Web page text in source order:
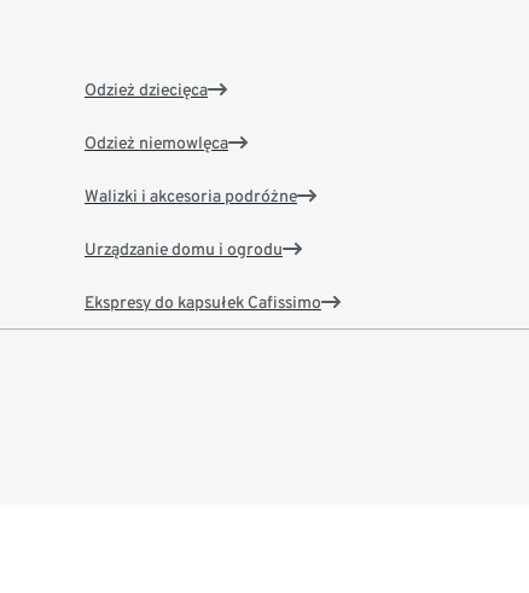
Odzież dziecięca
Odzież niemowlęca
Walizki i akcesoria podróżne
Urządzanie domu i ogrodu
Ekspresy do kapsułek Cafissimo